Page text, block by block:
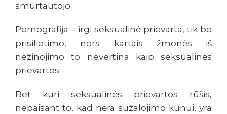
smurtautojo.
Pornografija – irgi seksualinė prievarta, tik be
prisilietimo, nors kartais žmonės iš
nežinojimo to nevertina kaip seksualinės
prievartos.
Bet kuri seksualinės prievartos rūšis,
nepaisant to, kad nėra sužalojimo kūnui, yra